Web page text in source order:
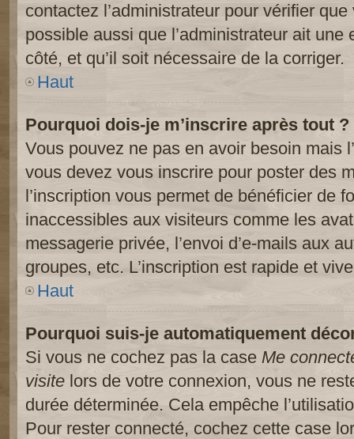
contactez l’administrateur pour vérifier
possible aussi que l’administrateur ait
côté, et qu’il soit nécessaire de la corriger.
Haut
Pourquoi dois-je m’inscrire après tout ?
Vous pouvez ne pas en avoir besoin mais
vous devez vous inscrire pour poster des
l’inscription vous permet de bénéficier de
inaccessibles aux visiteurs comme les
messagerie privée, l’envoi d’e-mails aux
groupes, etc. L’inscription est rapide et
Haut
Pourquoi suis-je automatiquement
Si vous ne cochez pas la case Me
visite lors de votre connexion, vous ne
durée déterminée. Cela empêche
Pour rester connecté, cochez cette case